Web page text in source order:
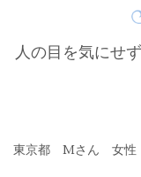
人の目を気にせ
東京都 Mさん 女性